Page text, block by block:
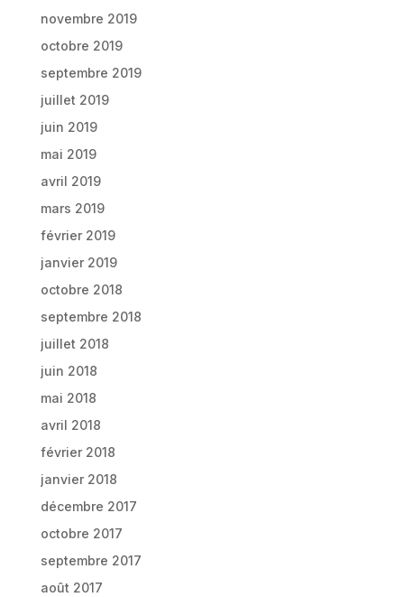
novembre 2019
octobre 2019
septembre 2019
juillet 2019
juin 2019
mai 2019
avril 2019
mars 2019
février 2019
janvier 2019
octobre 2018
septembre 2018
juillet 2018
juin 2018
mai 2018
avril 2018
février 2018
janvier 2018
décembre 2017
octobre 2017
septembre 2017
août 2017